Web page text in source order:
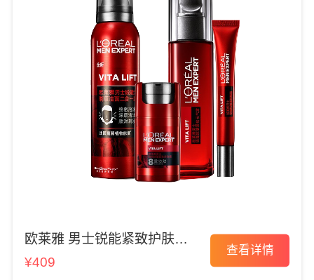
欧莱雅 男士锐能紧致护肤套
装
¥409
查看详情